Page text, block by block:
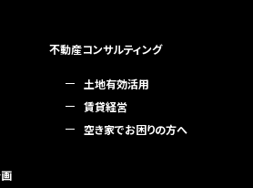
不動産コンサルティング
土地有効活用
賃貸経営
空き家でお困りの方へ